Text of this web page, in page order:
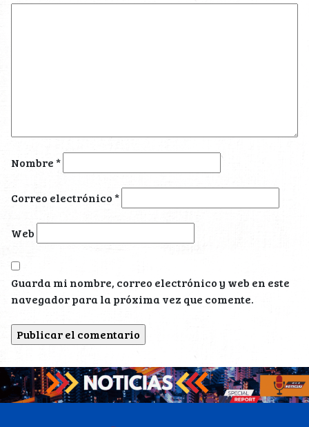
Nombre*
Correo electrónico*
Web
Guarda mi nombre, correo electrónico y web en este
navegador para la próxima vez que comente.